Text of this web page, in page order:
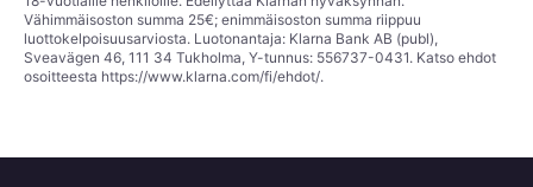
Vähimmäisoston summa 25€; enimmäisoston summa riippuu
luottokelpoisuusarviosta. Luotonantaja: Klarna Bank AB (publ),
Sveavägen 46, 111 34 Tukholma, Y-tunnus: 556737-0431. Katso ehdot
osoitteesta https://www.klarna.com/fi/ehdot/.